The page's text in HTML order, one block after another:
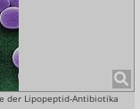
der Lipopeptid-Antibiotika